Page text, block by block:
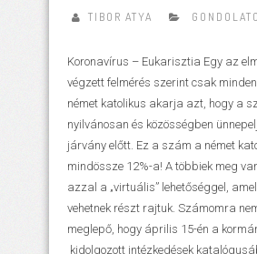
TIBOR ATYA
Koronavírus – Eukarisztia Egy az
végzett felmérés szerint csak
német katolikus akarja azt, hogy a
nyilvánosan és közösségben
járvány előtt. Ez a szám a német
mindössze 12%-a! A többiek meg
azzal a „virtuális” lehetőséggel,
vehetnek részt rajtuk. Számomra
meglepő, hogy április 15-én a
kidolgozott intézkedések